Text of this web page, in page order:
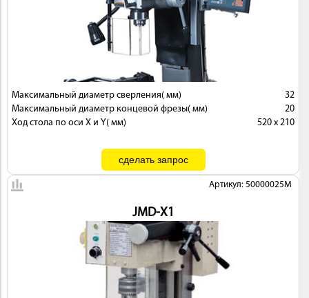
Максимальный диаметр сверления( мм)
32
Максимальный диаметр концевой фрезы( мм)
20
Ход стола по оси X и Y( мм)
520 x 210
Артикул: 50000025M
JMD-X1